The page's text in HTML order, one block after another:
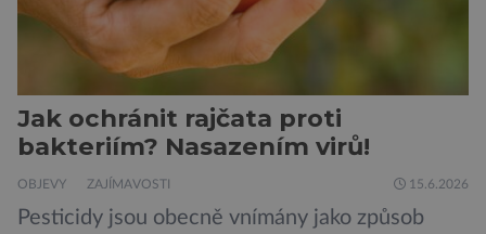
Jak ochránit rajčata proti
bakteriím? Nasazením virů!
OBJEVY ZAJÍMAVOSTI 15.6.2026
Pesticidy jsou obecně vnímány jako způsob